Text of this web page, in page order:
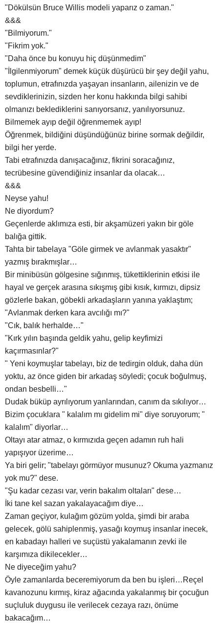
"Dökülsün Bruce Willis modeli yaparız o zaman."
&&&
"Bilmiyorum."
"Fikrim yok."
"Daha önce bu konuyu hiç düşünmedim"
"İlgilenmiyorum" demek küçük düşürücü bir şey değil yahu,
toplumun, etrafınızda yaşayan insanların, ailenizin ve de
sevdiklerinizin, sizden her konu hakkında bilgi sahibi
olmanızı beklediklerini sanıyorsanız, yanılıyorsunuz.
Bilmemek ayıp değil öğrenmemek ayıp!
Öğrenmek, bildiğini düşündüğünüz birine sormak değildir,
bilgi her yerde.
Tabi etrafınızda danışacağınız, fikrini soracağınız,
tecrübesine güvendiğiniz insanlar da olacak…
&&&
Neyse yahu!
Ne diyordum?
Geçenlerde aklımıza esti, bir akşamüzeri yakın bir göle
balığa gittik.
Tahta bir tabelaya "Göle girmek ve avlanmak yasaktır"
yazmış bırakmışlar…
Bir minibüsün gölgesine sığınmış, tükettiklerinin etkisi ile
hayal ve gerçek arasına sıkışmış gibi kısık, kırmızı, dipsiz
gözlerle bakan, göbekli arkadaşların yanına yaklaştım;
"Avlanmak derken kara avcılığı mı?"
"Cık, balık herhalde…"
"Kırk yılın başında geldik yahu, gelip keyfimizi
kaçırmasınlar?"
" Yeni koymuşlar tabelayı, biz de tedirgin olduk, daha dün
yoktu, az önce giden bir arkadaş söyledi; çocuk boğulmuş,
ondan besbelli…"
Dudak büküp ayrılıyorum yanlarından, canım da sıkılıyor…
Bizim çocuklara " kalalım mı gidelim mi" diye soruyorum; "
kalalım" diyorlar…
Oltayı atar atmaz, o kırmızıda geçen adamın ruh hali
yapışıyor üzerime…
Ya biri gelir; "tabelayı görmüyor musunuz? Okuma yazmanız
yok mu?" dese.
"Şu kadar cezası var, verin bakalım oltaları" dese…
İki tane kel sazan yakalayacağım diye…
Zaman geçiyor, kulağım gözüm yolda, şimdi bir araba
gelecek, gölü sahiplenmiş, yasağı koymuş insanlar inecek,
en kabadayı halleri ve suçüstü yakalamanın zevki ile
karşımıza dikilecekler…
Ne diyeceğim yahu?
Öyle zamanlarda beceremiyorum da ben bu işleri…Reçel
kavanozunu kırmış, kiraz ağacında yakalanmış bir çocuğun
suçluluk duygusu ile verilecek cezaya razı, önüme
bakacağım…